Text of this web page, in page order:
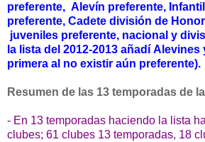
preferente, Alevín preferente,
preferente, Cadete división de
juveniles preferente, nacional y
la lista del 2012-2013 añadí
primera al no existir aún preferente).
Resumen de las 13 temporadas de la
- En 13 temporadas haciendo la lista
clubes; 61 clubes 13 temporadas, 18